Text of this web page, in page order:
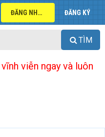
ĐĂNG NHẬP ĐĂNG KÝ
TÌM
viễn ngay và luôn